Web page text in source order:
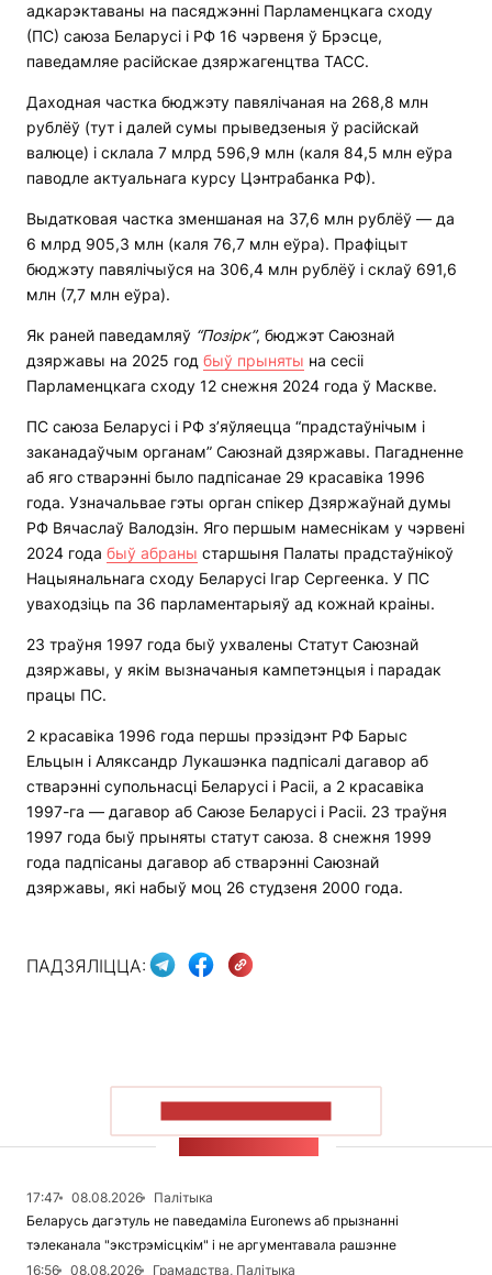
адкарэктаваны на пасяджэнні Парламенцкага сходу
(ПС) саюза Беларусі і РФ 16 чэрвеня ў Брэсце,
паведамляе расійскае дзяржагенцтва ТАСС.
Даходная частка бюджэту павялічаная на 268,8 млн
рублёў (тут і далей сумы прыведзеныя ў расійскай
валюце) і склала 7 млрд 596,9 млн (каля 84,5 млн еўра
паводле актуальнага курсу Цэнтрабанка РФ).
Выдатковая частка зменшаная на 37,6 млн рублёў — да
6 млрд 905,3 млн (каля 76,7 млн ​​еўра). Прафіцыт
бюджэту павялічыўся на 306,4 млн рублёў і склаў 691,6
млн (7,7 млн ​​еўра).
Як раней паведамляў “Позірк”, бюджэт Саюзнай
дзяржавы на 2025 год быў прыняты на сесіі
Парламенцкага сходу 12 снежня 2024 года ў Маскве.
ПС саюза Беларусі і РФ з’яўляецца “прадстаўнічым і
заканадаўчым органам” Саюзнай дзяржавы. Пагадненне
аб яго стварэнні было падпісанае 29 красавіка 1996
года. Узначальвае гэты орган спікер Дзяржаўнай думы
РФ Вячаслаў Валодзін. Яго першым намеснікам у чэрвені
2024 года быў абраны старшыня Палаты прадстаўнікоў
Нацыянальнага сходу Беларусі Ігар Сергеенка. У ПС
уваходзіць па 36 парламентарыяў ад кожнай краіны.
23 траўня 1997 года быў ухвалены Статут Саюзнай
дзяржавы, у якім вызначаныя кампетэнцыя і парадак
працы ПС.
2 красавіка 1996 года першы прэзідэнт РФ Барыс
Ельцын і Аляксандр Лукашэнка падпісалі дагавор аб
стварэнні супольнасці Беларусі і Расіі, а 2 красавіка
1997-га — дагавор аб Саюзе Беларусі і Расіі. 23 траўня
1997 года быў прыняты статут саюза. 8 снежня 1999
года падпісаны дагавор аб стварэнні Саюзнай
дзяржавы, які набыў моц 26 студзеня 2000 года.
ПАДЗЯЛІЦЦА:
17:47 08.08.2026
Палітыка
Беларусь дагэтуль не паведаміла Euronews аб прызнанні
тэлеканала "экстрэмісцкім" і не аргументавала рашэнне
16:56
08.08.2026 Грамадства, Палітыка